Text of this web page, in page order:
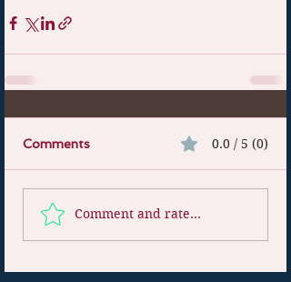
Comments 0.0 / 5 (0)
Comment and rate...